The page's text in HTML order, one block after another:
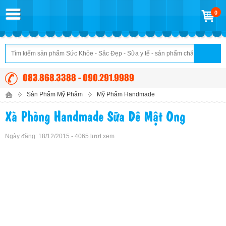
0
083.868.3388 - 090.291.9989
Sản Phẩm Mỹ Phẩm Mỹ Phẩm Handmade
Xà Phòng Handmade Sữa Dê Mật Ong
Ngày đăng: 18/12/2015 - 4065 lượt xem